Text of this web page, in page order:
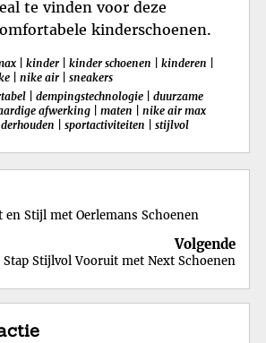
te vinden voor deze
kinderschoenen.
kinder kinder schoenen kinderen
nike air sneakers
dempingstechnologie
duurzame
afwerking maten
nike air max
sportactiviteiten stijlvol
en Stijl met Oerlemans Schoenen
Volgende
Stap Stijlvol Vooruit met Next Schoenen